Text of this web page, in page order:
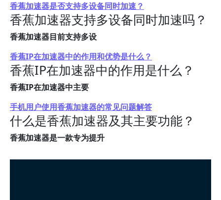
香蕉加速器是否支持多设备同时加速？
香蕉加速器支持多设备同时加速吗？
香蕉加速器目前支持多设
香蕉IP在加速器中的作用和优势是什么？
香蕉IP在加速器中的作用是什么？
香蕉IP在加速器中主要
手机用户使用香蕉加速器的常见问题解答
什么是香蕉加速器及其主要功能？
香蕉加速器是一款专为提升